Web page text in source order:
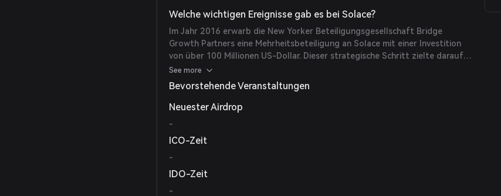
Welche wichtigen Ereignisse gab es bei Solace?
Im Jahr 2016 erwarb die New Yorker Beteiligungsgesellschaft Bridge
Growth Partners eine Mehrheitsbeteiligung an Solace mit einer Investition
von über 100 Millionen US-Dollar. Dieser strategische Schritt zielte darauf
ab, das Wachstum von Solace zu beschleunigen und die Marktpräsenz zu
erweitern.
See more
Bevorstehende Veranstaltungen
Neuester Airdrop
-
ICO-Zeit
-
IDO-Zeit
-